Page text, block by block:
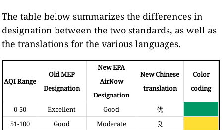
The table below summarizes the differences in
designation between the two standards, as well as
the translations for the various languages.
AQI Range
Old MEP
Designation
New EPA
AirNow
Designation
New Chinese
translation
Color
coding
0-50 Excellent Good
优
51-100
Good Moderate 良